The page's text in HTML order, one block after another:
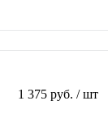
1 375 руб. / шт